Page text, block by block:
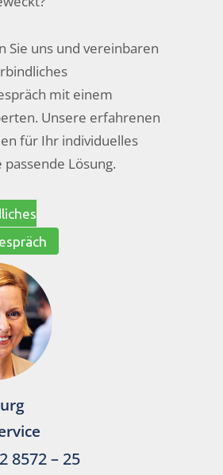
Sie uns und vereinbaren
mit einem
Unsere erfahrenen
für Ihr individuelles
Lösung.
8572 – 25